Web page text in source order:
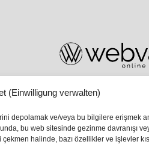
(Einwilligung verwalten)
depolamak ve/veya bu bilgilere erişmek
bu web sitesinde gezinme davranışı
halinde, bazı özellikler ve işlevler